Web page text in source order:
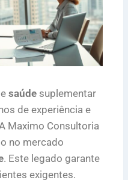
saúde suplementar
de experiência e
Maximo Consultoria
no mercado
. Este legado garante
exigentes.